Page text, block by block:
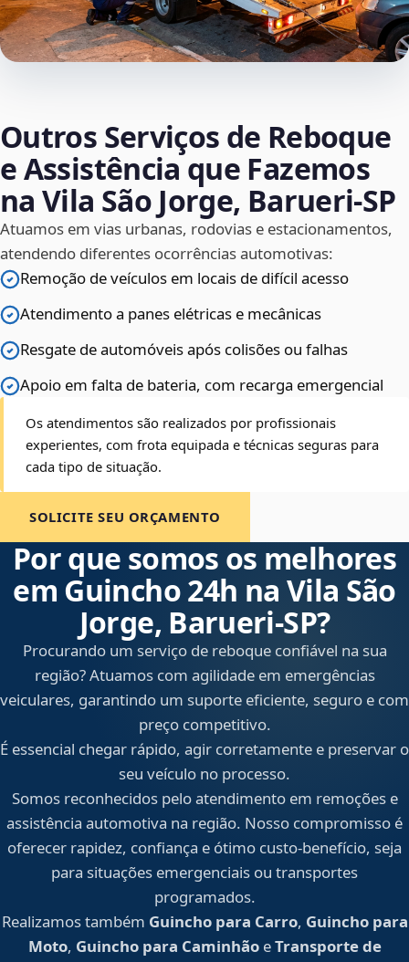
Outros Serviços de Reboque
e Assistência que Fazemos
na Vila São Jorge, Barueri‑SP
Atuamos em vias urbanas, rodovias e estacionamentos,
atendendo diferentes ocorrências automotivas:
Remoção de veículos em locais de difícil acesso
Atendimento a panes elétricas e mecânicas
Resgate de automóveis após colisões ou falhas
Apoio em falta de bateria, com recarga emergencial
Os atendimentos são realizados por profissionais
experientes, com frota equipada e técnicas seguras para
cada tipo de situação.
SOLICITE SEU ORÇAMENTO
Por que somos os melhores
em Guincho 24h na Vila São
Jorge, Barueri‑SP?
Procurando um serviço de reboque confiável na sua
região? Atuamos com agilidade em emergências
veiculares, garantindo um suporte eficiente, seguro e com
preço competitivo.
É essencial chegar rápido, agir corretamente e preservar o
seu veículo no processo.
Somos reconhecidos pelo atendimento em remoções e
assistência automotiva na região. Nosso compromisso é
oferecer rapidez, confiança e ótimo custo-benefício, seja
para situações emergenciais ou transportes
programados.
Realizamos também Guincho para Carro, Guincho para
Moto, Guincho para CaminhãoeTransporte de